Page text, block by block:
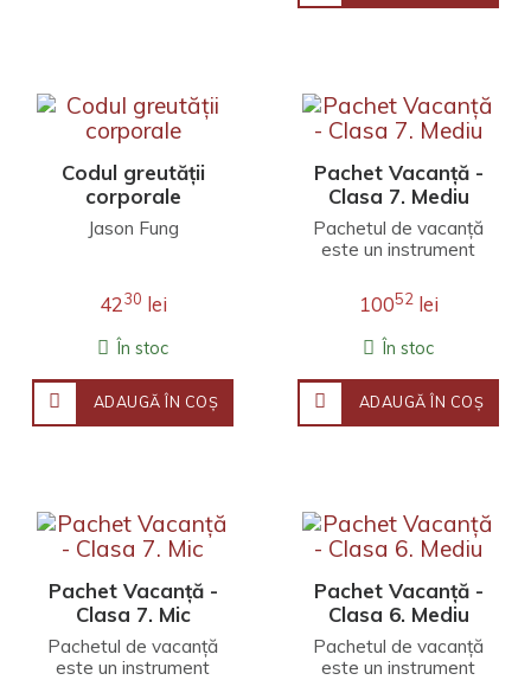
Codul greutății
corporale
Jason Fung
4230 lei
În stoc
ADAUGĂ ÎN COŞ
Pachet Vacanță -
Clasa 7. Mediu
Pachetul de vacanță
este un instrument
părinților și oferă o
incursiune în lumea e..
10052lei
În stoc
ADAUGĂ ÎN COŞ
Pachet Vacanță -
Clasa 7. Mic
Pachetul de vacanță
este un instrument
Pachet Vacanță -
Clasa 6. Mediu
Pachetul de vacanță
este un instrument